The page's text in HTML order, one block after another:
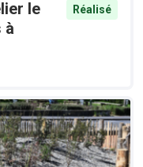
le
à
Réalisé